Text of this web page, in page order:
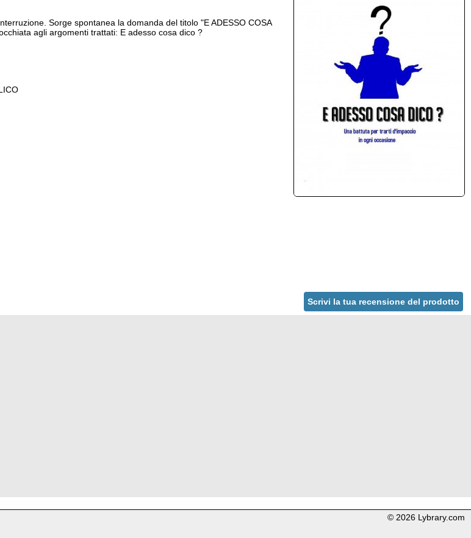
Sorge spontanea la domanda del titolo "E ADESSO COSA
agli argomenti trattati: E adesso cosa dico ?
Scrivi la tua recensione del prodotto
© 2026 Lybrary.com